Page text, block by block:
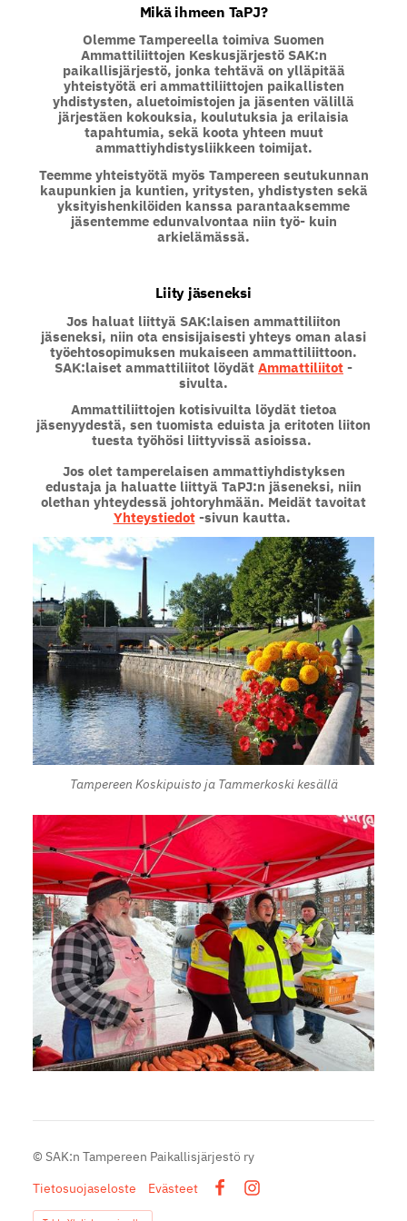
Mikä ihmeen TaPJ?
Olemme Tampereella toimiva Suomen
Ammattiliittojen Keskusjärjestö SAK:n
paikallisjärjestö, jonka tehtävä on ylläpitää
yhteistyötä eri ammattiliittojen paikallisten
yhdistysten, aluetoimistojen ja jäsenten välillä
järjestäen kokouksia, koulutuksia ja erilaisia
tapahtumia, sekä koota yhteen muut
ammattiyhdistysliikkeen toimijat.
Teemme yhteistyötä myös Tampereen seutukunnan
kaupunkien ja kuntien, yritysten, yhdistysten sekä
yksityishenkilöiden kanssa parantaaksemme
jäsentemme edunvalvontaa niin työ- kuin
arkielämässä.
Liity jäseneksi
Jos haluat liittyä SAK:laisen ammattiliiton
jäseneksi, niin ota ensisijaisesti yhteys oman alasi
työehtosopimuksen mukaiseen ammattiliittoon.
SAK:laiset ammattiliitot löydät Ammattiliitot -
sivulta.
Ammattiliittojen kotisivuilta löydät tietoa
jäsenyydestä, sen tuomista eduista ja eritoten liiton
tuesta työhösi liittyvissä asioissa.
Jos olet tamperelaisen ammattiyhdistyksen
edustaja ja haluatte liittyä TaPJ:n jäseneksi, niin
olethan yhteydessä johtoryhmään. Meidät tavoitat
Yhteystiedot-sivun kautta.
Tampereen Koskipuisto ja Tammerkoski kesällä
© SAK:n Tampereen Paikallisjärjestö ry
Tietosuojaseloste
Evästeet